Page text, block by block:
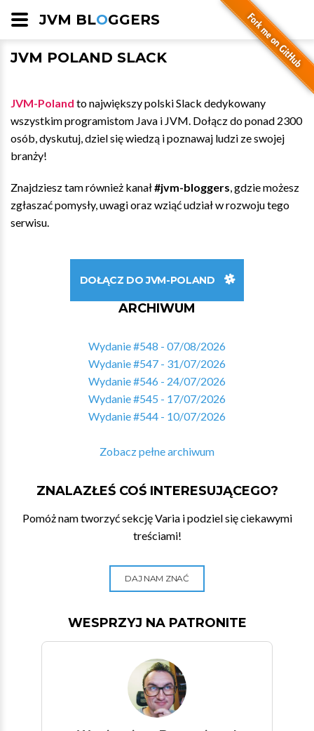
JVM BLOGGERS
JVM POLAND SLACK
JVM-Poland to największy polski Slack dedykowany
wszystkim programistom Java i JVM. Dołącz do ponad 2300
osób, dyskutuj, dziel się wiedzą i poznawaj ludzi ze swojej
branży!
Znajdziesz tam również kanał#jvm-bloggers, gdzie możesz
zgłaszać pomysły, uwagi oraz wziąć udział w rozwoju tego
serwisu.
DOŁĄCZ DO JVM-POLAND
ARCHIWUM
Wydanie #548 - 07/08/2026
Wydanie #547 - 31/07/2026
Wydanie #546 - 24/07/2026
Wydanie #545 - 17/07/2026
Wydanie #544 - 10/07/2026
Zobacz pełne archiwum
ZNALAZŁEŚ COŚ INTERESUJĄCEGO?
Pomóż nam tworzyć sekcję Varia i podziel się ciekawymi
treściami!
DAJ NAM ZNAĆ
WESPRZYJ NA PATRONITE